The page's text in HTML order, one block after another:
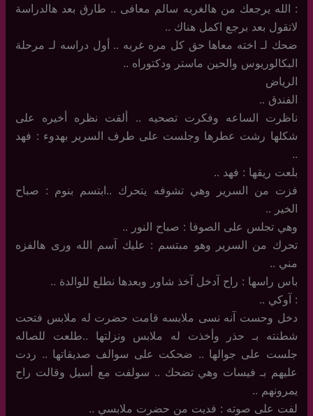
: الله يرجعك من هالغربه سالم معافى .. طارق بعد هالدراسة
لاتقول بعد برجع اكمل هناك ..
ضحك لـ اخته معاها حق كل مره غربه .. أول دراسه لـ مرحلة
البكالوريوس والحين ماستر ودكتوراه ..
الرياض
الفندق ..
ناظرت الساعه وفكرت تصحيه .. ألقت نظره أخيره على
شكلها رشت عطرها وجلست على طرف السرير بهدوء : فهد
..
بلعت ريقها : فهد ..
فزت من السرير وهي تشوفه يتحرك ..ابتسم بنوم : صباح
الخير ..
وهي تجلس على الصوفا : صباح النور ..
تحرك من السرير وهو مبتسم : عليك آسم الله ورى هالفزه
مني ..
باس راسها : راح آدخل آخذ شاور وبعدها نطلع للوالدة ..
: آوكي ..
دخل وحست آنه نسى ملابسه قامت حضرت له ملابس فتحت
شطنته بـ حذر وأخذت له ملابس ونزلتها ..طلعت للصاله
جلست على جوالها .. ضحكت على سوالف صديقاتها .. ردت
عليهم بـ فيسات وهي تضحك .. سولفت مع أسيل وقالت راح
يمرونهم ..
لفت على صوته : فديت من حضرت ملابسي ..